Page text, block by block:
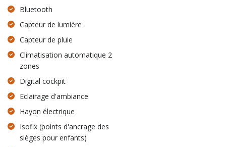
Bluetooth
Capteur de lumière
Capteur de pluie
Climatisation automatique 2
zones
Digital cockpit
Eclairage d'ambiance
Hayon électrique
Isofix (points d'ancrage des
sièges pour enfants)